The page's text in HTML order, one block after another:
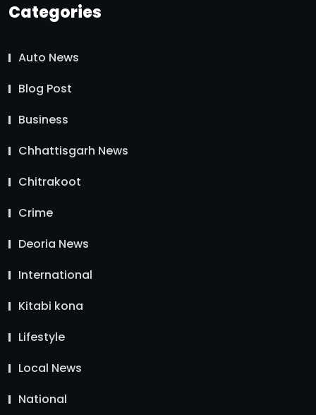
Categories
Auto News
Blog Post
Business
Chhattisgarh News
Chitrakoot
Crime
Deoria News
International
Kitabi kona
Lifestyle
Local News
National